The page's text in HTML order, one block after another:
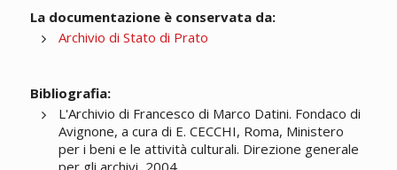
La documentazione è conservata da:
Archivio di Stato di Prato
Bibliografia:
L'Archivio di Francesco di Marco Datini. Fondaco di
Avignone, a cura di E. CECCHI, Roma, Ministero
per i beni e le attività culturali. Direzione generale